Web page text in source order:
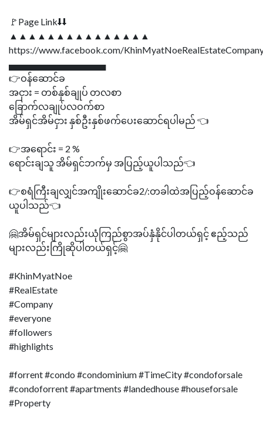
🚩Page Link⬇⬇
▲▲▲▲▲▲▲▲▲▲▲▲▲▲▲
https://www.facebook.com/
▄▄▄▄▄▄▄▄▄▄▄▄▄▄▄
👉ဝန်ဆောင်ခ
အငှား = တစ်နှစ်ချုပ် တလစာ
ခြောက်လချုပ်လဝက်စာ
အိမ်ရှင်အိမ်ငှား နှစ်ဦးနှစ်ဖက်ပေးဆောင်ရပါမည် 👈
👉အရောင်း = 2 %
ရောင်းချသူ အိမ်ရှင်ဘက်မှ အပြည့်ယူပါသည်👈
👉စရံကြီးချလျှင်အကျိုးဆောင်ခ2/:တခါထဲအပြည့်ဝန်ဆောင်ခ
ယူပါသည်👈
🤗အိမ်ရှင်များလည်းယုံကြည်စွာအပ်နှံနိုင်ပါတယ်ရှင့် ဧည့်သည်
များလည်းကြိုဆိုပါတယ်ရှင့်🤗
#KhinMyatNoe
#RealEstate
#Company
#everyone
#followers
#highlights
#forrent #condo #condominium #TimeCity #condoforsale
#condoforrent #apartments #landedhouse #houseforsale